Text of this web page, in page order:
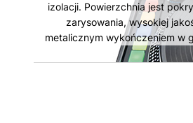
izolacji. Powierzchnia jest
zarysowania, wysokiej
metalicznym wykończeniem w